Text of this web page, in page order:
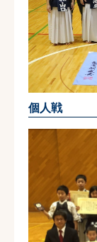
個人戦